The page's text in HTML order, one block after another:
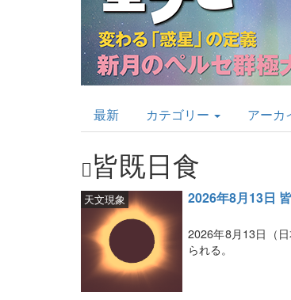
AstroArts
Topics
最新 カテゴリー アーカ
皆既日食
2026年8月13日
天文現象
2026年8月13日（
られる。